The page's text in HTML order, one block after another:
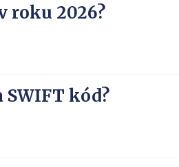
roku 2026?
SWIFT kód?